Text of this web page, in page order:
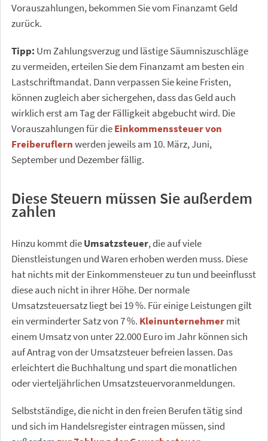
Vorauszahlungen, bekommen Sie vom Finanzamt Geld
zurück.
Tipp: Um Zahlungsverzug und lästige Säumniszuschläge
zu vermeiden, erteilen Sie dem Finanzamt am besten ein
Lastschriftmandat. Dann verpassen Sie keine Fristen,
können zugleich aber sichergehen, dass das Geld auch
wirklich erst am Tag der Fälligkeit abgebucht wird. Die
Vorauszahlungen für dieEinkommenssteuer von
Freiberuflernwerden jeweils am 10. März, Juni,
September und Dezember fällig.
Diese Steuern müssen Sie außerdem
zahlen
Hinzu kommt dieUmsatzsteuer, die auf viele
Dienstleistungen und Waren erhoben werden muss. Diese
hat nichts mit der Einkommensteuer zu tun und beeinflusst
diese auch nicht in ihrer Höhe. Der normale
Umsatzsteuersatz liegt bei 19 %. Für einige Leistungen gilt
ein verminderter Satz von 7 %. Kleinunternehmermit
einem Umsatz von unter 22.000 Euro im Jahr können sich
auf Antrag von der Umsatzsteuer befreien lassen. Das
erleichtert die Buchhaltung und spart die monatlichen
oder vierteljährlichen Umsatzsteuervoranmeldungen.
Selbstständige, die nicht in den freien Berufen tätig sind
und sich im Handelsregister eintragen müssen, sind